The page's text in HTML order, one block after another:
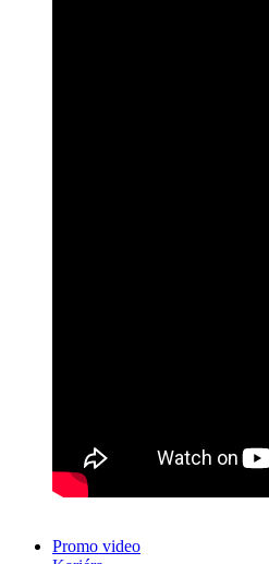
Promo video